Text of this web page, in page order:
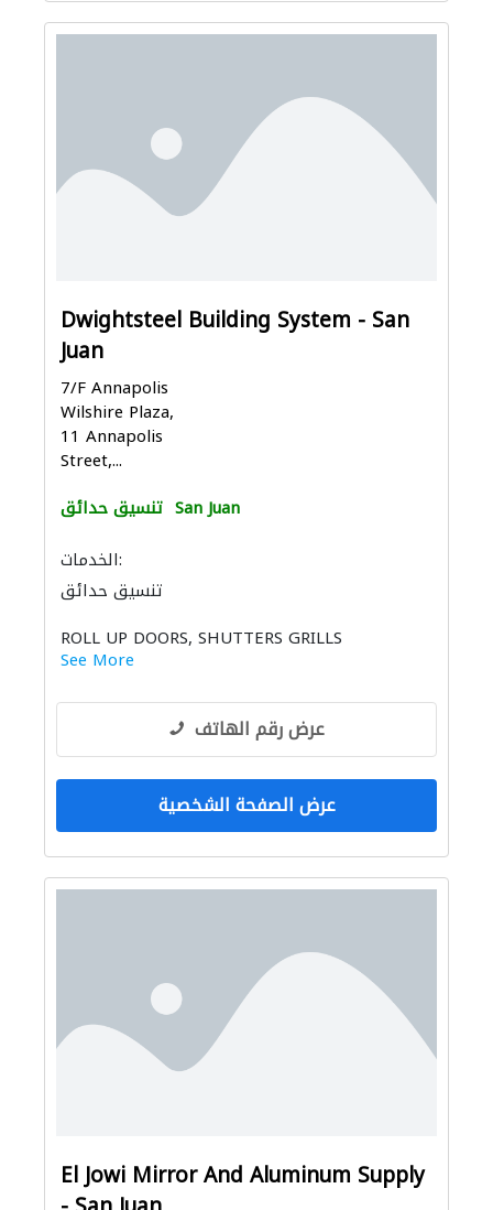
Dwightsteel Building System - San
Juan
7/F Annapolis
Wilshire Plaza,
11 Annapolis
Street,...
تنسيق حدائق San Juan
الخدمات:
تنسيق حدائق
ROLL UP DOORS, SHUTTERS GRILLS
See More
عرض رقم الهاتف
عرض الصفحة الشخصية
El Jowi Mirror And Aluminum Supply